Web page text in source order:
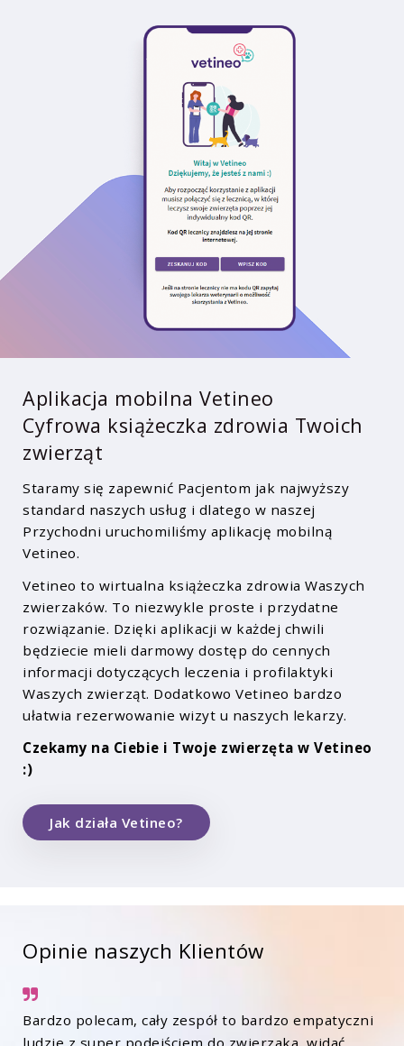
Aplikacja mobilna Vetineo
Cyfrowa książeczka zdrowia Twoich
zwierząt
Staramy się zapewnić Pacjentom jak najwyższy
standard naszych usług i dlatego w naszej
Przychodni uruchomiliśmy aplikację mobilną
Vetineo.
Vetineo to wirtualna książeczka zdrowia Waszych
zwierzaków. To niezwykle proste i przydatne
rozwiązanie. Dzięki aplikacji w każdej chwili
będziecie mieli darmowy dostęp do cennych
informacji dotyczących leczenia i profilaktyki
Waszych zwierząt. Dodatkowo Vetineo bardzo
ułatwia rezerwowanie wizyt u naszych lekarzy.
Czekamy na Ciebie i Twoje zwierzęta w Vetineo
:)
Jak działa Vetineo?
Opinie naszych Klientów
Bardzo polecam, cały zespół to bardzo empatyczni